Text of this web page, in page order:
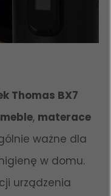
Thomas BX7
, materace
ważne dla
w domu.
urządzenia